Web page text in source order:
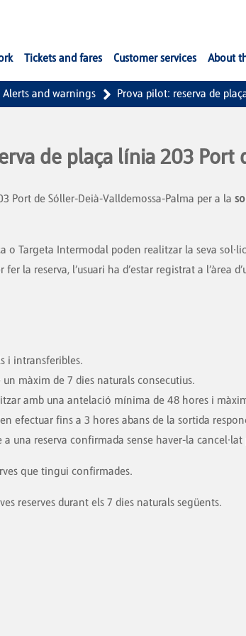
Tickets and fares Customer services About
Alerts and warnings Prova pilot: reserva de
de plaça línia 203 Port
Port de Sóller-Deià-Valldemossa-Palma per a la
o Targeta Intermodal poden realitzar la seva
fer la reserva, l’usuari ha d’estar registrat a l’àrea
i intransferibles.
màxim de 7 dies naturals consecutius.
amb una antelació mínima de 48 hores i
efectuar fins a 3 hores abans de la sortida
una reserva confirmada sense haver-la
que tingui confirmades.
reserves durant els 7 dies naturals següents.